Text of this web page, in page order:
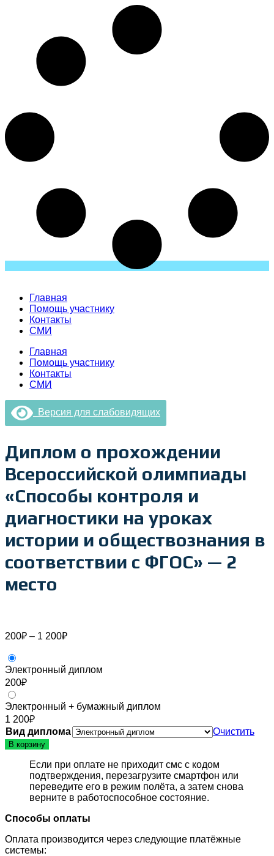
Главная
Помощь участнику
Контакты
СМИ
Главная
Помощь участнику
Контакты
СМИ
Версия для слабовидящих
Диплом о прохождении
Всероссийской олимпиады
«Способы контроля и
диагностики на уроках
истории и обществознания в
соответствии с ФГОС» — 2
место
200₽ – 1 200₽Диапазон
–
Электронный диплом
200₽
Электронный + бумажный диплом
1 200₽
Вид диплома
Очистить
В корзину
Если при оплате не приходит смс с кодом
подтверждения, перезагрузите смартфон или
переведите его в режим полёта, а затем снова
верните в работоспособное состояние.
Способы оплаты
Оплата производится через следующие платёжные
системы: